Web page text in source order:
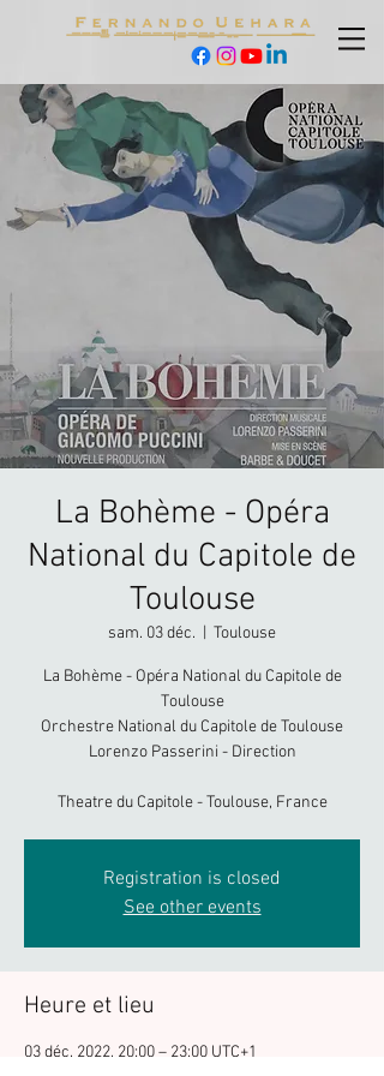
La Bohème - Opéra
National du Capitole de
Toulouse
sam. 03 déc. Toulouse
La Bohème - Opéra National du Capitole de
Toulouse
Orchestre National du Capitole de Toulouse
Lorenzo Passerini - Direction
Theatre du Capitole - Toulouse, France
Registration is closed
See other events
Heure et lieu
03 déc. 2022, 20:00 – 23:00 UTC+1